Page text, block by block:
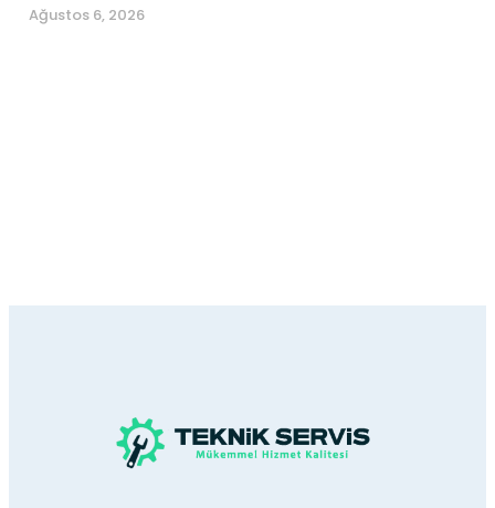
Ağustos 6, 2026